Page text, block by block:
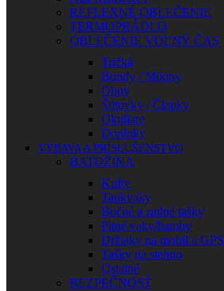
REFLEXNÉ OBLEČENIE
TERMOPRÁDLO
OBLEČENIE VOĽNÝ ČAS
Tričká
Bundy / Mikiny
Obuv
Šiltovky / Čiapky
Okuliare
Doplnky
VÝBAVA A PRÍSLUŠENSTVO
BATOŽINA
Kufre
Tankvaky
Bočné a zadné tašky
Pitné vaky/batohy
Držiaky na mobil a GPS
Tašky na stehno
Ostatné
BEZPEČNOSŤ